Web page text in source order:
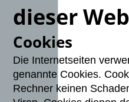
dieser
Cookies
Die Internetseiten
genannte Cookies.
Rechner keinen